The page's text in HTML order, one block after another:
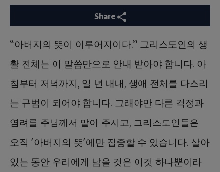
Share
“아버지의 뜻이 이루어지이다.” 그리스도인의 생
활 전체는 이 말씀만으로 안내 받아야 합니다. 아
침부터 저녁까지, 일 년 내내, 생애 전체를 다스리
는 규범이 되어야 합니다. 그래야만 다른 걱정과
염려를 주님께서 맡아 주시고, 그리스도인들은
오직 '아버지의 뜻'에만 집중할 수 있습니다. 살아
있는 동안 우리에게 남을 것은 이것 하나뿐이라